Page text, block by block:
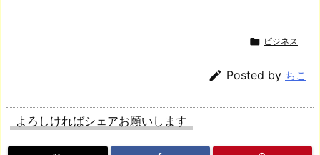
 ビジネス
 Posted by ちこ
よろしければシェアお願いします